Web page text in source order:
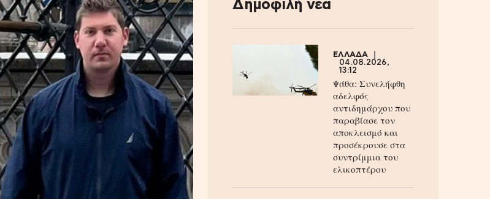
Δημοφιλή νέα
ΕΛΛΑΔΑ
04.08.2026,
13:12
Ψάθα: Συνελήφθη
αδελφός
αντιδημάρχου που
παραβίασε τον
αποκλεισμό και
προσέκρουσε στα
συντρίμμια του
ελικοπτέρου